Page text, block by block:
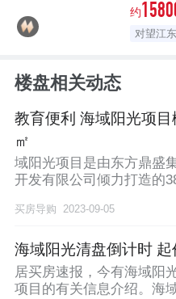
约
对望江
楼盘相关动态
教育便利 海域阳光项
㎡
域阳光项目是由东方鼎盛
开发有限公司倾力打造的
买房导购 2023-09-05
海域阳光清盘倒计时
居买房速报，今有海域阳
项目的有关信息介绍。海